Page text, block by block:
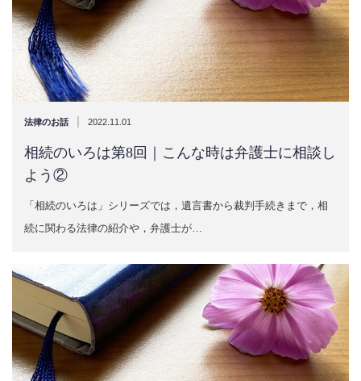
法律のお話 | 2022.11.01
相続のいろは第8回｜こんな時は弁護士に相談し
よう②
「相続のいろは」シリーズでは，遺言書から裁判手続きまで，相
続に関わる法律の紹介や，弁護士が…